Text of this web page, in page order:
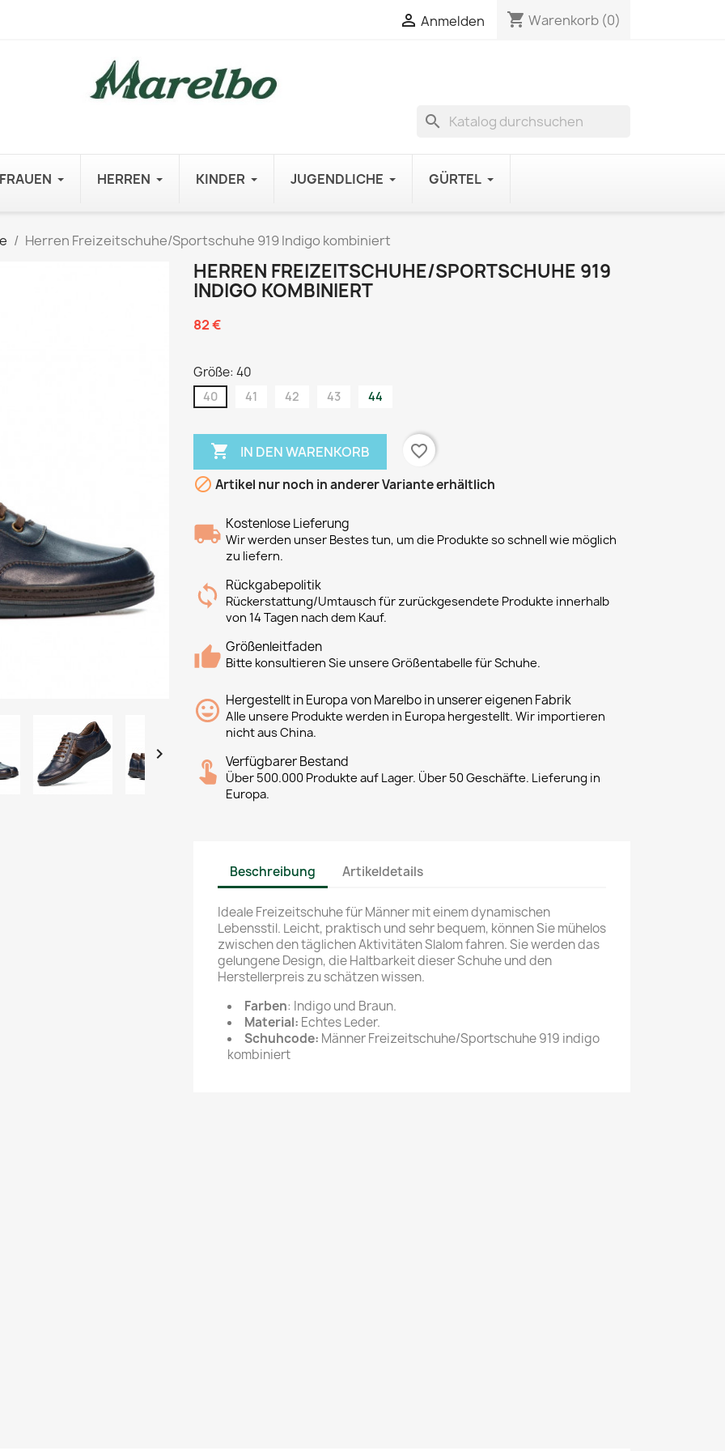
 Anmelden shopping_cart Warenkorb (0)
search
FRAUEN HERREN KINDER JUGENDLICHE GÜRTEL
Herren Freizeitschuhe/Sportschuhe 919 Indigo kombiniert

HERREN FREIZEITSCHUHE/SPORTSCHUHE 919
INDIGO KOMBINIERT
82 €
Größe: 40
40 41 42 43 44
 IN DEN WARENKORB
favorite_border
 Artikel nur noch in anderer Variante erhältlich
Kostenlose Lieferung
Wir werden unser Bestes tun, um die Produkte so schnell wie möglich
zu liefern.
Rückgabepolitik
Rückerstattung/Umtausch für zurückgesendete Produkte innerhalb
von 14 Tagen nach dem Kauf.
Größenleitfaden
Bitte konsultieren Sie unsere Größentabelle für Schuhe.
Hergestellt in Europa von Marelbo in unserer eigenen Fabrik
Alle unsere Produkte werden in Europa hergestellt. Wir importieren
nicht aus China.
Verfügbarer Bestand
Über 500.000 Produkte auf Lager. Über 50 Geschäfte. Lieferung in
Europa.
Beschreibung Artikeldetails
Ideale Freizeitschuhe für Männer mit einem dynamischen
Lebensstil. Leicht, praktisch und sehr bequem, können Sie mühelos
zwischen den täglichen Aktivitäten Slalom fahren. Sie werden das
gelungene Design, die Haltbarkeit dieser Schuhe und den
Herstellerpreis zu schätzen wissen.
Farben: Indigo und Braun.
Material: Echtes Leder.
Schuhcode: Männer Freizeitschuhe/Sportschuhe 919 indigo
kombiniert